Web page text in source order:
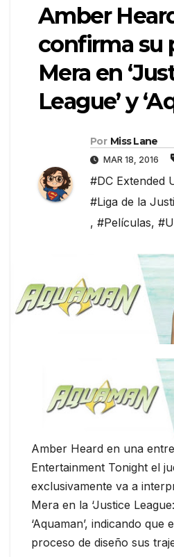
Amber
confirma su
Mera en
League’ y
Por Miss Lane
MAR 18, 2016
#DC Extended
#Liga de la
, #Películas,
Amber Heard en una
Entertainment Tonight el
exclusivamente va a
Mera en la ‘Justice
‘Aquaman’, indicando que
proceso de diseño sus